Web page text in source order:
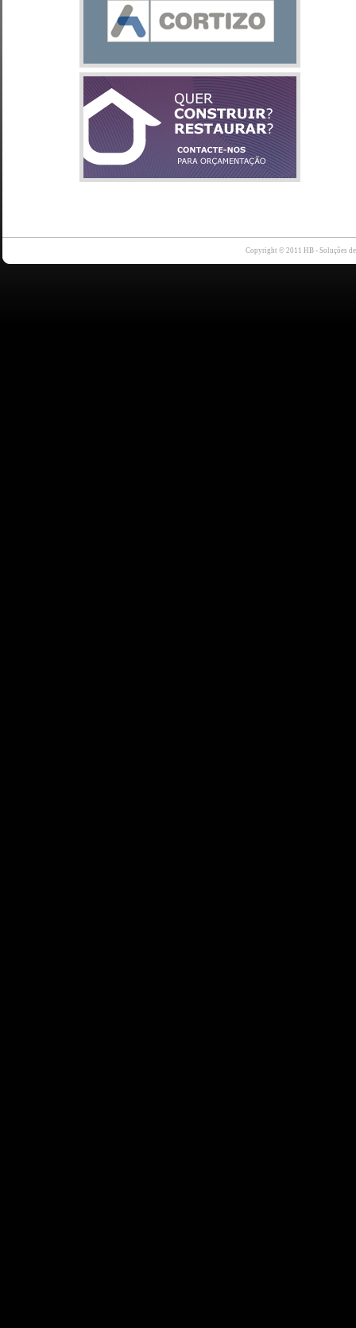
Copyright © 2011 HB - Soluções